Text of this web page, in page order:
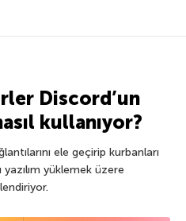
Discord’un
kullanıyor?
ele geçirip kurbanları
yüklemek üzere